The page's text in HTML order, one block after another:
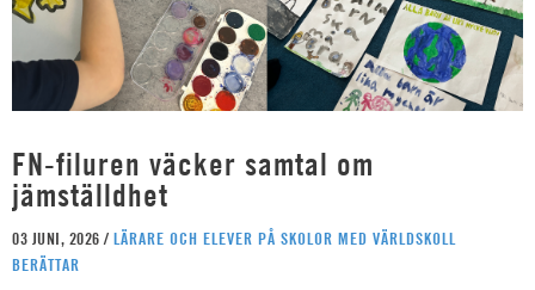
FN-filuren väcker samtal om
jämställdhet
03 JUNI, 2026 / LÄRARE OCH ELEVER PÅ SKOLOR MED VÄRLDSKOLL
BERÄTTAR